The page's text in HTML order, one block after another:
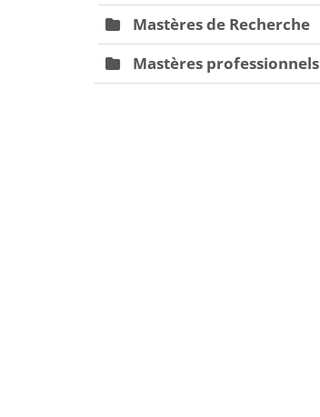
Mastères de Recherche
Mastères professionnels